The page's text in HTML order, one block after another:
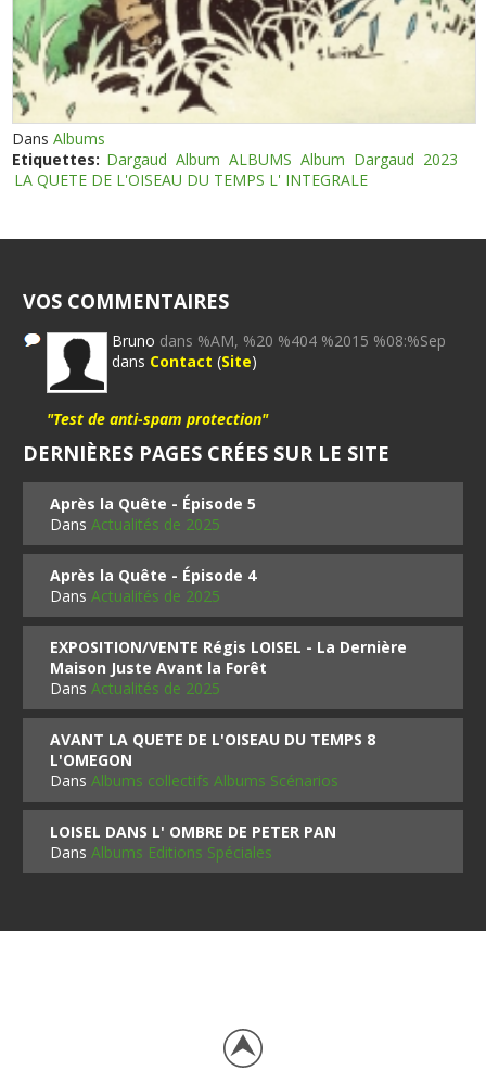
DansAlbums
Etiquettes: Dargaud Album ALBUMS Album Dargaud 2023
LA QUETE DE L'OISEAU DU TEMPS L' INTEGRALE
VOS COMMENTAIRES
Bruno dans %AM, %20 %404 %2015 %08:%Sep
dans Contact (Site)
"Test de anti-spam protection"
DERNIÈRES PAGES CRÉES SUR LE SITE
Après la Quête - Épisode 5
DansActualités de 2025
Après la Quête - Épisode 4
DansActualités de 2025
EXPOSITION/VENTE Régis LOISEL - La Dernière
Maison Juste Avant la Forêt
DansActualités de 2025
AVANT LA QUETE DE L'OISEAU DU TEMPS 8
L'OMEGON
DansAlbums collectifs Albums Scénarios
LOISEL DANS L' OMBRE DE PETER PAN
DansAlbums Editions Spéciales